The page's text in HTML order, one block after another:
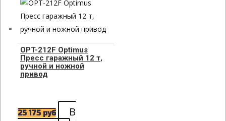
OPT-212F Optimus
Пресс гаражный 12 т,
ручной и ножной
привод
25 175 руб
В